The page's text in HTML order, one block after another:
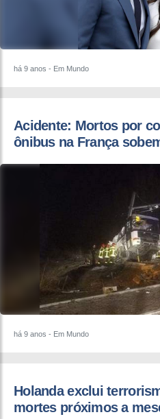
há 9 anos - Em Mundo
Acidente: Mortos por
ônibus na França
há 9 anos - Em Mundo
Holanda exclui
mortes próximos a